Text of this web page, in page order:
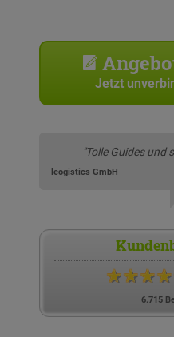
Jetzt
"Tolle Guides und
leogistics GmbH
6.715